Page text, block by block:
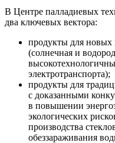
В Центре палладиевых
два ключевых вектора:
продукты для
(солнечная и
электротранспорта);
продукты для
с доказанными
в повышении
экологических
производства
обеззараживания